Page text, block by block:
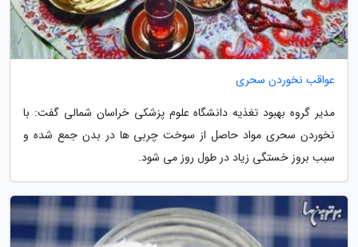
عواقب نخوردن سحری
مدیر گروه بهبود تغذیه دانشگاه علوم پزشکی خراسان شمالی گفت: با
نخوردن سحری مواد حاصل از سوخت چربی ها در بدن جمع شده و
سبب بروز خستگی زیاد در طول روز می شود.